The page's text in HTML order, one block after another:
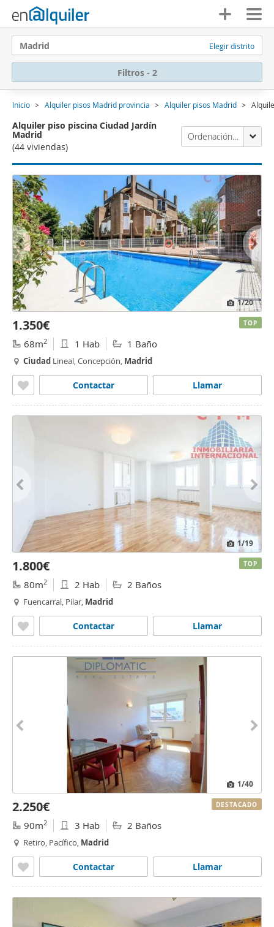
Madrid Elegir distrito
Filtros - 2
Inicio Alquiler pisos Madrid provincia Alquiler pisos Madrid
Alquiler piso piscina Ciudad Jardín
Madrid
(44 viviendas)
Ordenación Enalquiler
1/20
1.350€
68m2 1 Hab 1 Baño
Ciudad Lineal, Concepción, Madrid
Llamar
Contactar
TOP
1/19
1.800€
80m2 2 Hab 2 Baños
Fuencarral, Pilar, Madrid
Llamar
Contactar
TOP
1/40
2.250€
90m2 3 Hab 2 Baños
Retiro, Pacífico, Madrid
Llamar
Contactar
DESTACADO